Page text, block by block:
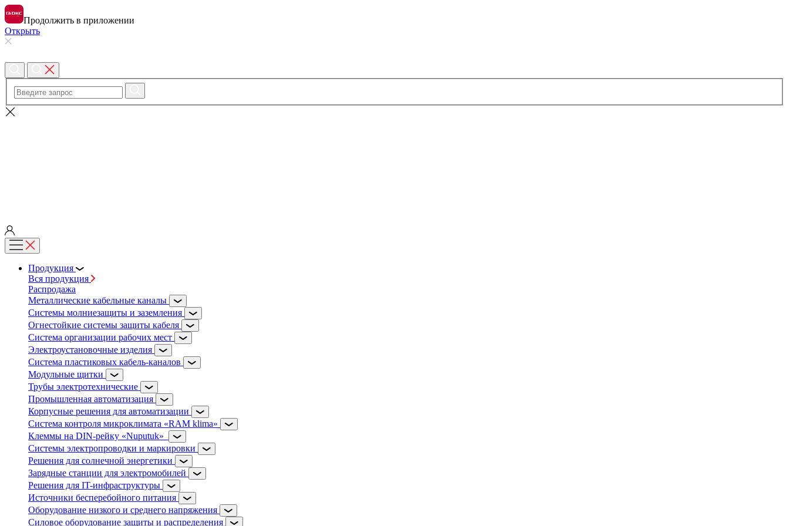
Продолжить в приложении
Открыть
Продукция
Вся продукция
Распродажа
Металлические кабельные каналы
Системы молниезащиты и заземления
Огнестойкие системы защиты кабеля
Система организации рабочих мест
Электроустановочные изделия
Система пластиковых кабель-каналов
Модульные щитки
Трубы электротехнические
Промышленная автоматизация
Корпусные решения для автоматизации
Система контроля микроклимата «RAM klima»
Клеммы на DIN-рейку «Nuputuk»
Системы электропроводки и маркировки
Решения для солнечной энергетики
Зарядные станции для электромобилей
Решения для IT-инфраструктуры
Источники бесперебойного питания
Оборудование низкого и среднего напряжения
Силовое оборудование защиты и распределения